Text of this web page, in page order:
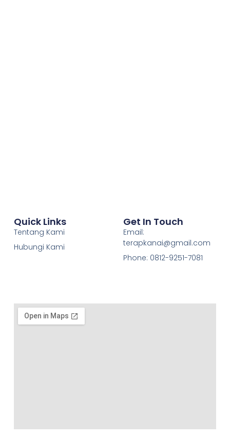
Quick Links
Tentang Kami
Hubungi Kami
Get In Touch
Email:
terapkanai@gmail.com
Phone: 0812-9251-7081